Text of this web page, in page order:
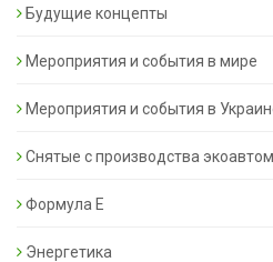
Будущие концепты
Мероприятия и события в мире
Мероприятия и события в
Снятые с производства
Формула Е
Энергетика